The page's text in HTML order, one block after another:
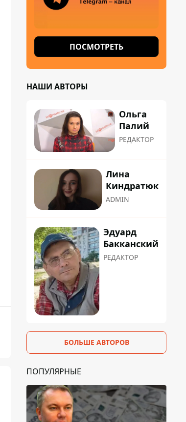
ПОСМОТРЕТЬ
НАШИ АВТОРЫ
Ольга
Палий
РЕДАКТОР
Лина
Киндратюк
ADMIN
Эдуард
Бакканский
РЕДАКТОР
БОЛЬШЕ АВТОРОВ
ПОПУЛЯРНЫЕ